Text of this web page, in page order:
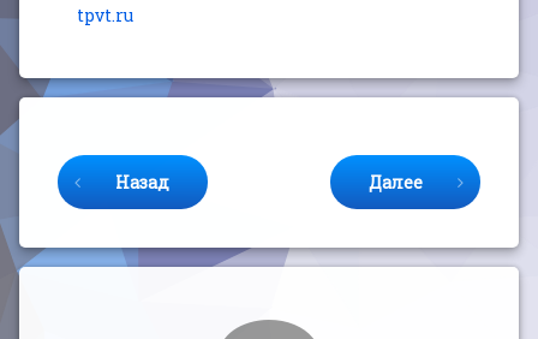
tpvt.ru
Назад Далее
Комментарии